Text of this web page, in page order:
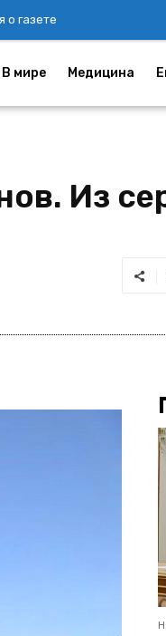
о газете
В мире Медицина
Из